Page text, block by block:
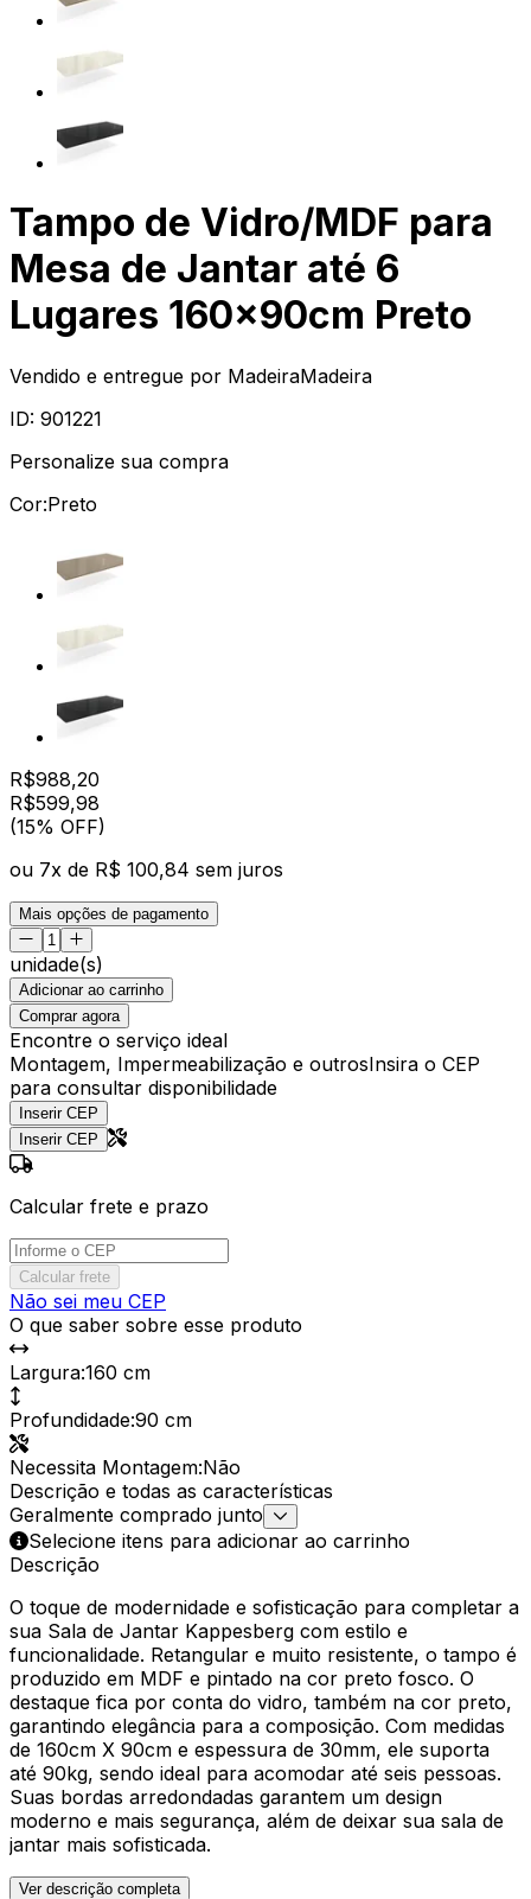
Tampo de Vidro/MDF para
Mesa de Jantar até 6
Lugares 160x90cm Preto
Vendido e entregue por MadeiraMadeira
ID: 901221
Personalize sua compra
Cor:Preto
R$988,20
R$599,98
(15% OFF)
ou 7x de R$ 100,84 sem juros
Mais opções de pagamento
unidade(s)
Adicionar ao carrinho
Comprar agora
Encontre o serviço ideal
Montagem, Impermeabilização e outrosInsira o CEP
para consultar disponibilidade
Inserir CEP
Inserir CEP
Calcular frete e prazo
Calcular frete
Não sei meu CEP
O que saber sobre esse produto
Largura:160 cm
Profundidade:90 cm
Necessita Montagem:Não
Descrição e todas as características
Geralmente comprado junto
Selecione itens para adicionar ao carrinho
Descrição
O toque de modernidade e sofisticação para completar a
sua Sala de Jantar Kappesberg com estilo e
funcionalidade. Retangular e muito resistente, o tampo é
produzido em MDF e pintado na cor preto fosco. O
destaque fica por conta do vidro, também na cor preto,
garantindo elegância para a composição. Com medidas
de 160cm X 90cm e espessura de 30mm, ele suporta
até 90kg, sendo ideal para acomodar até seis pessoas.
Suas bordas arredondadas garantem um design
moderno e mais segurança, além de deixar sua sala de
jantar mais sofisticada.
Ver descrição completa